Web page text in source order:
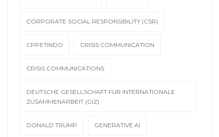
CORPORATE SOCIAL RESPONSIBILITY (CSR)
CPPETINDO CRISIS COMMUNICATION
CRISIS COMMUNICATIONS
DEUTSCHE GESELLSCHAFT FÜR INTERNATIONALE
ZUSAMMENARBEIT (GIZ)
DONALD TRUMP GENERATIVE AI